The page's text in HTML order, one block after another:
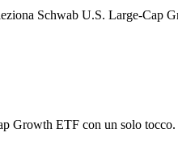
Schwab U.S. Large-Cap
Growth ETF con un solo tocco.